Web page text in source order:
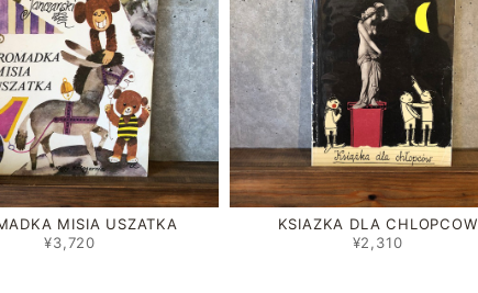
MISIA USZATKA
¥3,720
KSIAZKA DLA CHLOPCOW
¥2,310